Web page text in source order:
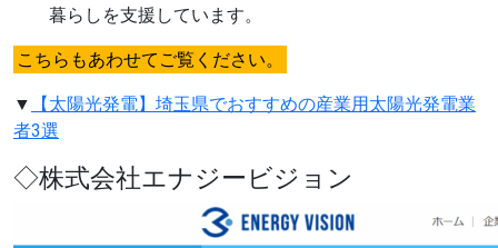
暮らしを支援しています。
こちらもあわせてご覧ください。
▼
【太陽光発電】埼玉県でおすすめの産業用太陽光発電業
者3選
◇株式会社エナジービジョン